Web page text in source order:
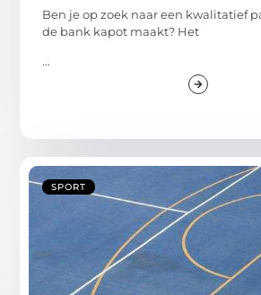
Ben je op zoek naar een kwalitatief
de bank kapot maakt? Het
...
SPORT